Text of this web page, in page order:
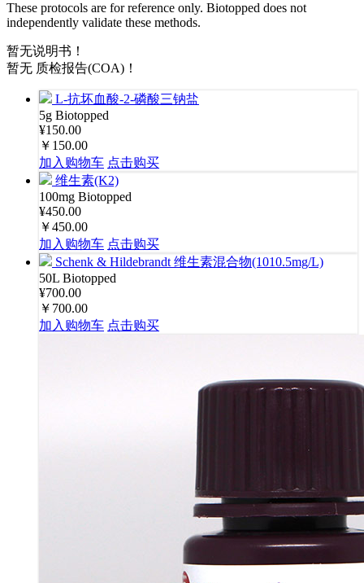
These protocols are for reference only. Biotopped does not
independently validate these methods.
暂无说明书！
暂无 质检报告(COA)！
L-抗坏血酸-2-磷酸三钠盐
5g Biotopped
¥150.00
￥150.00
加入购物车 点击购买
维生素(K2)
100mg Biotopped
¥450.00
￥450.00
加入购物车 点击购买
Schenk & Hildebrandt 维生素混合物(1010.5mg/L)
50L Biotopped
¥700.00
￥700.00
加入购物车 点击购买